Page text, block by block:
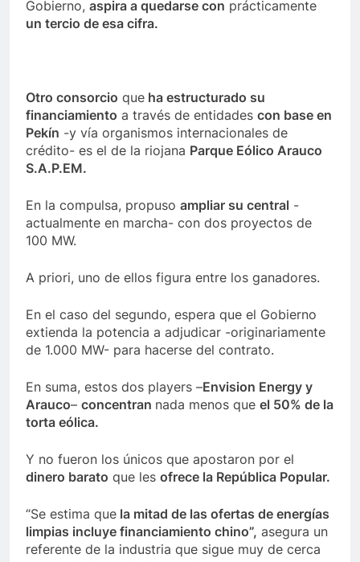
Gobierno, aspira a quedarse con prácticamente
un tercio de esa cifra.
Otro consorcio que ha estructurado su
financiamiento a través de entidades con base en
Pekín -y vía organismos internacionales de
crédito- es el de la riojana Parque Eólico Arauco
S.A.P.EM.
En la compulsa, propuso ampliar su central -
actualmente en marcha- con dos proyectos de
100 MW.
A priori, uno de ellos figura entre los ganadores.
En el caso del segundo, espera que el Gobierno
extienda la potencia a adjudicar -originariamente
de 1.000 MW- para hacerse del contrato.
En suma, estos dos players –Envision Energy y
Arauco– concentran nada menos que el 50% de la
torta eólica.
Y no fueron los únicos que apostaron por el
dinero barato que les ofrece la República Popular.
“Se estima que la mitad de las ofertas de energías
limpias incluye financiamiento chino”, asegura un
referente de la industria que sigue muy de cerca